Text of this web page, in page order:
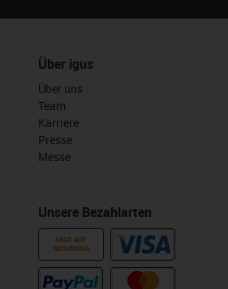
Über igus
Über uns
Team
Karriere
Presse
Messe
Unsere Bezahlarten
KAUF AUF
RECHNUNG